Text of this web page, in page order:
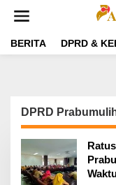
t
BERITA DPRD &
DPRD